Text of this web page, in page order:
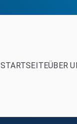
STARTSEITEÜBER